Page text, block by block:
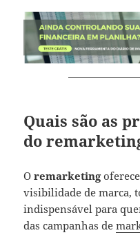
Quais são as
do
Oremarketing
visibilidade de marca,
indispensável para
das campanhas de